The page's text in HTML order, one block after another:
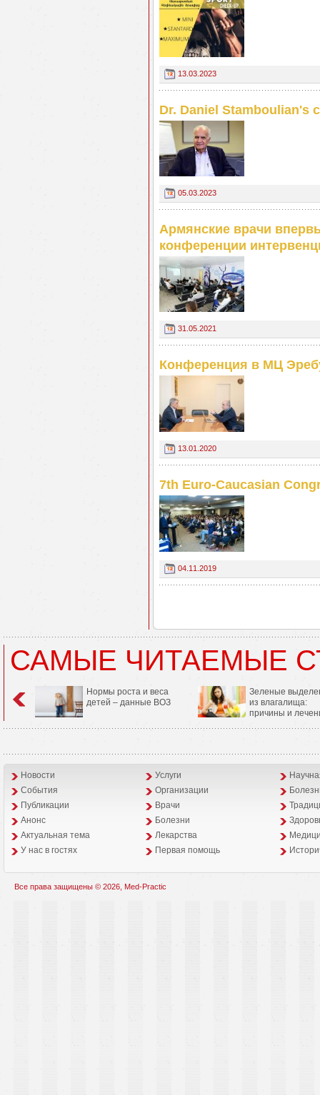
13.03.2023
Dr. Daniel Stamboulian's
05.03.2023
Армянские врачи
конференции
31.05.2021
Конференция в МЦ
13.01.2020
7th Euro-Caucasian
04.11.2019
САМЫЕ ЧИТАЕМЫЕ
Нормы роста и веса
детей – данные ВОЗ
Зеленые
из влагалища:
причины и
Новости Услуги
События
Организации
Публикации
Врачи
Анонс
Болезни
Aктуальная тема
Лекарства
У нас в гостях
Первая помощь
Все права защищены © 2026, Med-Practic